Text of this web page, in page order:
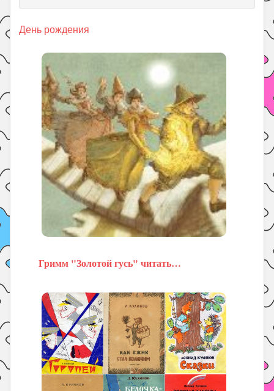
День рождения
Гримм "Золотой гусь" читать…